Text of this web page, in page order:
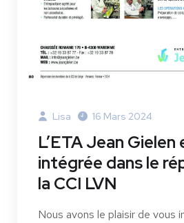
Lisa 16 Mars 2024
L’ETA Jean Gielen
intégrée dans le
la CCI LVN
Nous avons le plaisir de vous